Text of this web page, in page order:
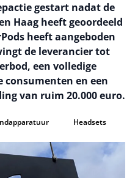
gestart nadat de
Haag heeft geoordeeld
heeft aangeboden
de leverancier tot
een volledige
consumenten en een
van ruim 20.000 euro.
Headsets